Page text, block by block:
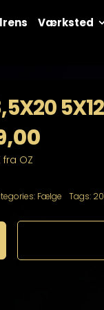
Værksted
fra OZ
Fælge Tags: